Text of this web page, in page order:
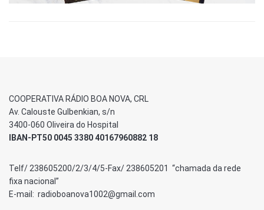
COOPERATIVA RÁDIO BOA NOVA, CRL
Av. Calouste Gulbenkian, s/n
3400-060 Oliveira do Hospital
IBAN-PT50 0045 3380 40167960882 18
Telf/ 238605200/2/3/4/5-Fax/ 238605201 “chamada da rede
fixa nacional”
E-mail: radioboanova1002@gmail.com